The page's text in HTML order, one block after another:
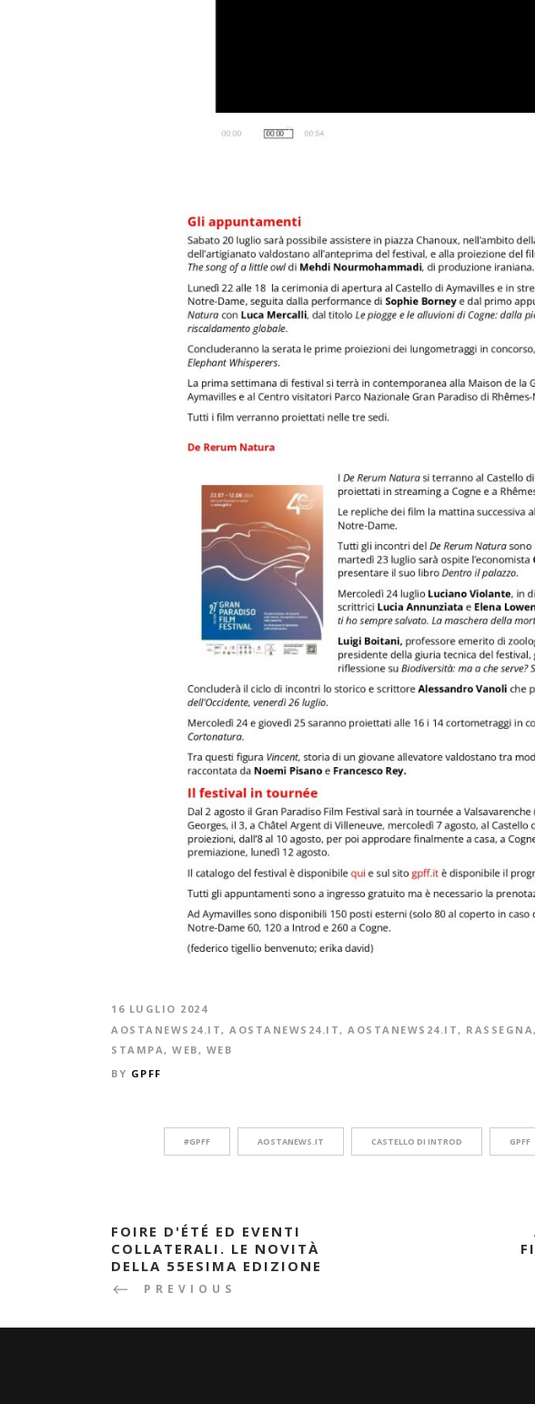
16 LUGLIO 2024
AOSTANEWS24.IT , AOSTANEWS24.IT , AOSTANEWS24.IT , RASSEGNA ,
STAMPA , WEB , WEB
BY GPFF
#GPFF AOSTANEWS.IT CASTELLO DI INTROD GPFF
FOIRE D'ÉTÉ ED EVENTI
COLLATERALI. LE NOVITÀ
DELLA 55ESIMA EDIZIONE
PREVIOUS